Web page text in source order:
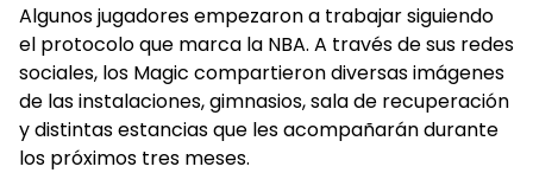
Algunos jugadores empezaron a trabajar siguiendo
el protocolo que marca la NBA. A través de sus redes
sociales, los Magic compartieron diversas imágenes
de las instalaciones, gimnasios, sala de recuperación
y distintas estancias que les acompañarán durante
los próximos tres meses.